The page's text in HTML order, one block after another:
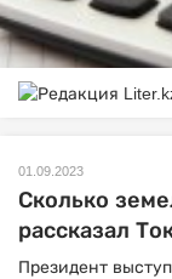
01.09.2023
Сколько
рассказал
Президент